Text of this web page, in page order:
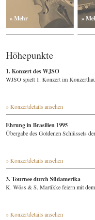
» Mehr »
Höhepunkte
1. Konzert des WJSO
WJSO spielt 1. Konzert im
» Konzertdetails ansehen
Ehrung in Brasilien 1995
Übergabe des Goldenen Schlüssels
» Konzertdetails ansehen
3. Tournee durch Südamerika
K. Wöss & S. Martikke feiern mit
» Konzertdetails ansehen